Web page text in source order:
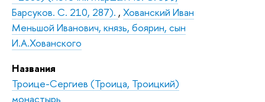
Барсуков. С. 210, 287). , Хованский Иван
Меньшой Иванович, князь, боярин, сын
И.А.Хованского
Названия
Троице-Сергиев (Троица, Троицкий)
монастырь